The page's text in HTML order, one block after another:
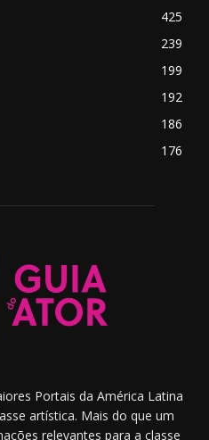
425
239
199
192
186
176
Portais da América Latina
artística. Mais do que um
relevantes para a classe